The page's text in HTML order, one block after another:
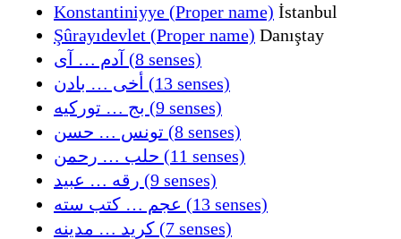
Konstantiniyye (Proper name) İstanbul
Şûrayıdevlet (Proper name) Danıştay
آدم … آی (8 senses)
أخی … بادن (13 senses)
بج … تورکيه (9 senses)
تونس … حسن (8 senses)
حلب … رحمن (11 senses)
رقه … عبید (9 senses)
عجم … كتب سته (13 senses)
كرید … مدینه (7 senses)